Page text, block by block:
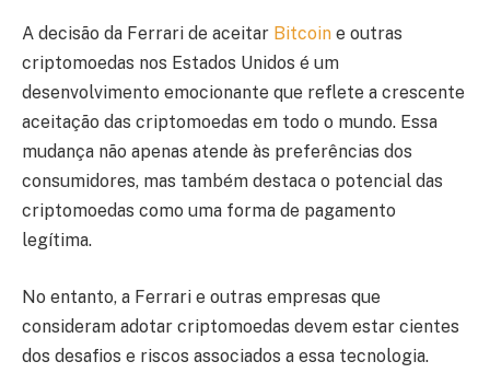
A decisão da Ferrari de aceitar Bitcoin e outras
criptomoedas nos Estados Unidos é um
desenvolvimento emocionante que reflete a crescente
aceitação das criptomoedas em todo o mundo. Essa
mudança não apenas atende às preferências dos
consumidores, mas também destaca o potencial das
criptomoedas como uma forma de pagamento
legítima.
No entanto, a Ferrari e outras empresas que
consideram adotar criptomoedas devem estar cientes
dos desafios e riscos associados a essa tecnologia.